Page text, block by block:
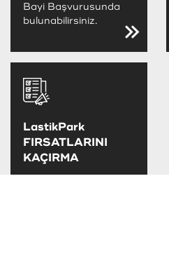
Bayi Başvurusunda
bulunabilirsiniz.
LastikPark
FIRSATLARINI
KAÇIRMA